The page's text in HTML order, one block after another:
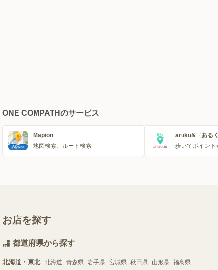
ONE COMPATHのサービス
Mapion
地図検索、ルート検索
aruku&（ある
歩いてポイント
お店を探す
都道府県から探す
北海道・東北 北海道 青森県 岩手県 宮城県 秋田県 山形県 福島県